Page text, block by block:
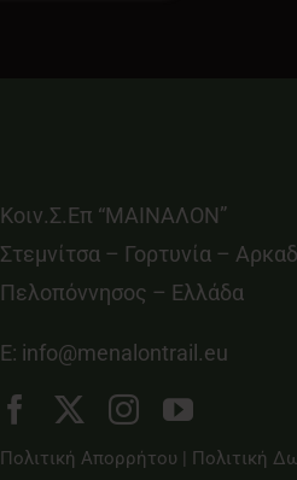
Κοιν.Σ.Επ “ΜΑΙΝΑΛΟΝ”
Στεμνίτσα – Γορτυνία –
Πελοπόννησος – Ελλάδα
E: info@menalontrail.eu
Πολιτική Απορρήτου | Πολιτική